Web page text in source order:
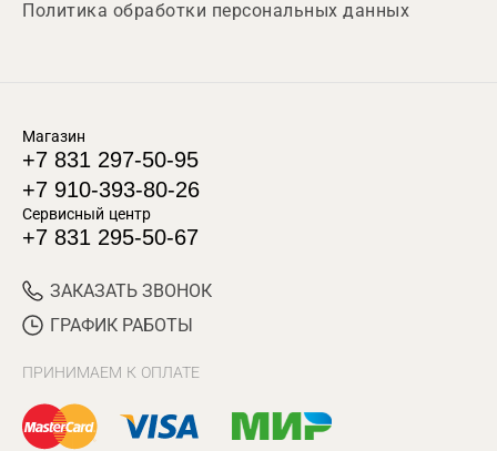
Политика обработки персональных данных
Магазин
+7 831 297-50-95
+7 910-393-80-26
Сервисный центр
+7 831 295-50-67
ЗАКАЗАТЬ ЗВОНОК
ГРАФИК РАБОТЫ
ПРИНИМАЕМ К ОПЛАТЕ